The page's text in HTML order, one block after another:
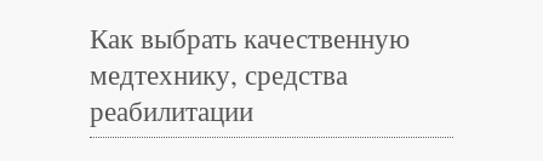
Как выбрать качественную
медтехнику, средства
реабилитации